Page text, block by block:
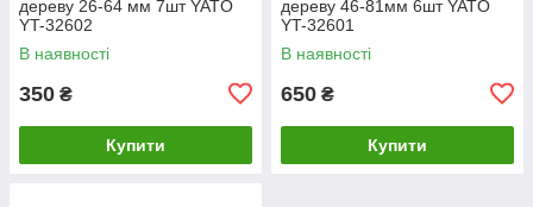
дереву 26-64 мм 7шт YATO
YT-32602
В наявності
350 ₴
Купити
дереву 46-81мм 6шт YATO
YT-32601
В наявності
650 ₴
Купити